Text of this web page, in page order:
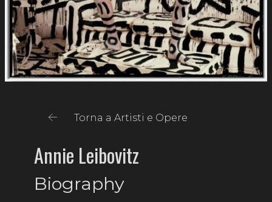
Torna a Artisti e Opere
Annie Leibovitz
Biography